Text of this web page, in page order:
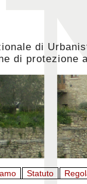
di
di protezione
Statuto